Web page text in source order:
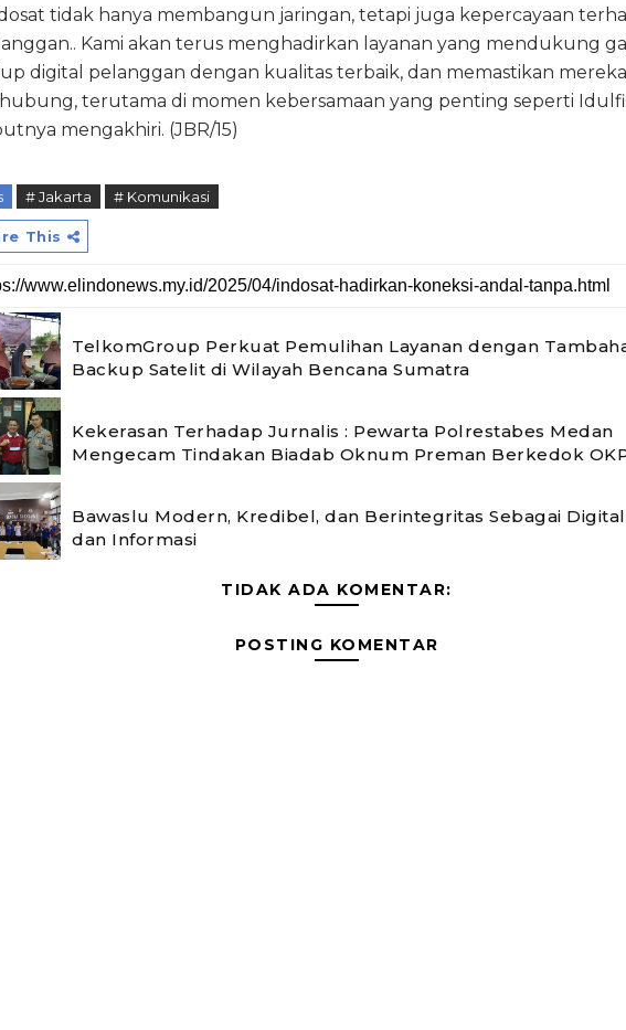
tidak hanya membangun jaringan, tetapi juga kepercayaan
Kami akan terus menghadirkan layanan yang mendukung
digital pelanggan dengan kualitas terbaik, dan memastikan
terutama di momen kebersamaan yang penting seperti
mengakhiri. (JBR/15)
# Jakarta # Komunikasi
This
TelkomGroup Perkuat Pemulihan Layanan dengan
Backup Satelit di Wilayah Bencana Sumatra
Kekerasan Terhadap Jurnalis : Pewarta Polrestabes Medan
Mengecam Tindakan Biadab Oknum Preman Berkedok
Bawaslu Modern, Kredibel, dan Berintegritas Sebagai
dan Informasi
TIDAK ADA KOMENTAR:
POSTING KOMENTAR